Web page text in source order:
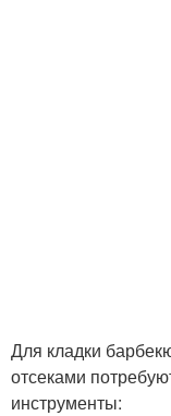
Для кладки
отсеками
инструменты: